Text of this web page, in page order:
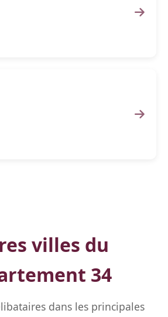
villes du
34
dans les principales